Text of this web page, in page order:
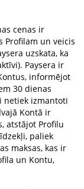
cenas ir
Profilam un veicis
uzskata, ka
Paysera ir
informējot
30 dienas
netiek izmantoti
Kontā ir
atstājot Profilu
paliek
maksas, kas ir
un Kontu,